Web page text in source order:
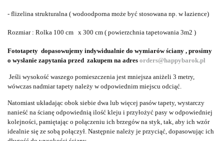
- flizelina strukturalna ( wodoodporna może być stosowana np. w łazience)
Rozmiar : Rolka 100 cm x 300 cm ( powierzchnia tapetowania 3m2 )
Fototapety dopasowujemy indywidualnie do wymiarów ściany , prosimy
o wysłanie zapytania przed zakupem na adres orders@happybarok.pl
Jeśli wysokość waszego pomieszczenia jest mniejsza aniżeli 3 metry,
wówczas nadmiar tapety należy w odpowiednim miejscu odciąć.
Natomiast układając obok siebie dwa lub więcej pasów tapety, wystarczy
nanieść na ścianę odpowiednią ilość kleju i przyłożyć pasy w odpowiedniej
kolejności, pamiętając o połączeniu ich brzegów na styk, tak, aby ich wzór
idealnie się ze sobą połączył. Następnie należy je przyciąć, dopasowując ich